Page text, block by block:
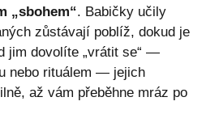
„sbohem“. Babičky učily
zůstávají poblíž, dokud je
jim dovolíte „vrátit se“ —
nebo rituálem — jejich
až vám přeběhne mráz po